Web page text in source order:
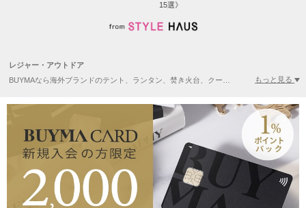
15選》
レジャー・アウトドア
もっと見る